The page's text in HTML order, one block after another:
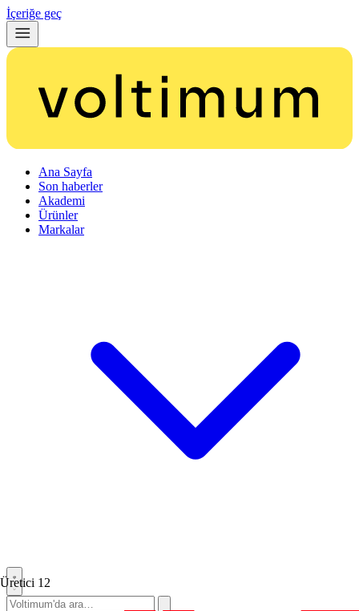
İçeriğe geç
Ana Sayfa
Son haberler
Akademi
Ürünler
Markalar
Üretici 12